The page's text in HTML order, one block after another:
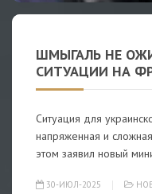
ШМЫГАЛЬ НЕ
СИТУАЦИИ НА
Ситуация для
напряженная и
этом заявил новый
30-ИЮЛ-2025